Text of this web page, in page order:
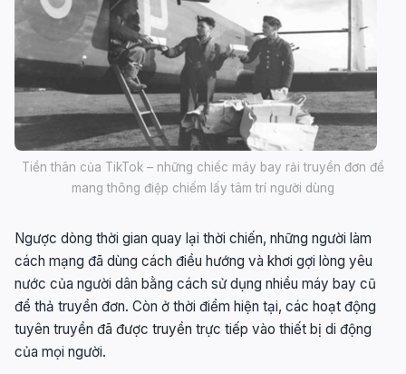
Tiền thân của TikTok – những chiếc máy bay rải truyền đơn để
mang thông điệp chiếm lấy tâm trí người dùng
Ngược dòng thời gian quay lại thời chiến, những người làm
cách mạng đã dùng cách điều hướng và khơi gợi lòng yêu
nước của người dân bằng cách sử dụng nhiều máy bay cũ
để thả truyền đơn. Còn ở thời điểm hiện tại, các hoạt động
tuyên truyền đã được truyền trực tiếp vào thiết bị di động
của mọi người.